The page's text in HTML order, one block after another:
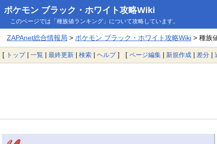
ポケモン ブラック・ホワイト攻略Wiki
このページでは「種族値ランキング」について攻略しています。
ZAPAnet総合情報局 > ポケモン ブラック・ホワイト攻略Wiki> 種族
[ トップ| 一覧 | 最終更新 | 検索 | ヘルプ] [ ページ編集 | 新規作成 | 差分 |